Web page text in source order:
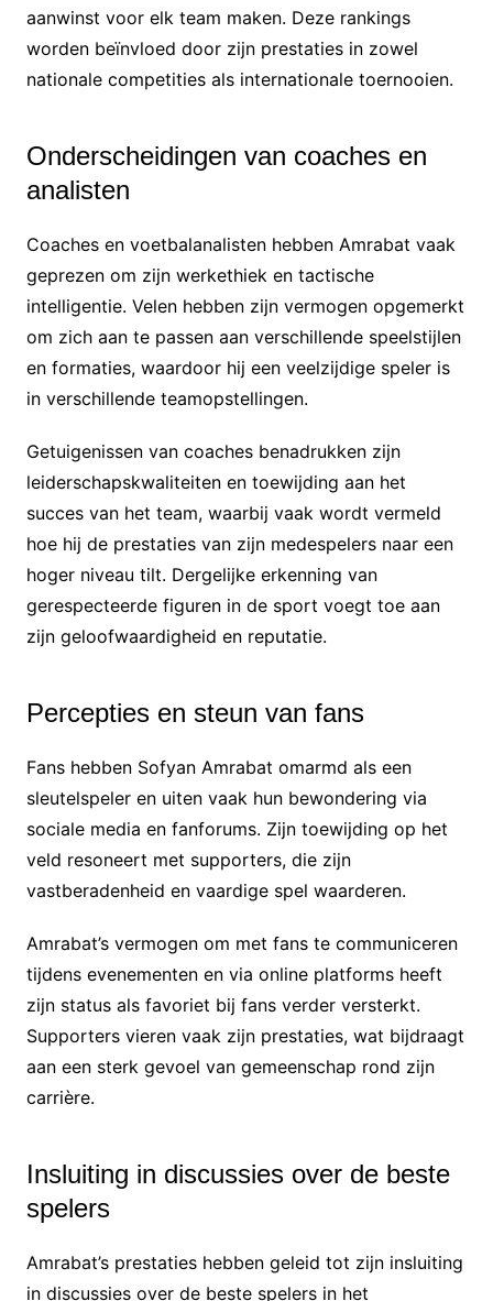
aanwinst voor elk team maken. Deze rankings
worden beïnvloed door zijn prestaties in zowel
nationale competities als internationale toernooien.
Onderscheidingen van coaches en
analisten
Coaches en voetbalanalisten hebben Amrabat vaak
geprezen om zijn werkethiek en tactische
intelligentie. Velen hebben zijn vermogen opgemerkt
om zich aan te passen aan verschillende speelstijlen
en formaties, waardoor hij een veelzijdige speler is
in verschillende teamopstellingen.
Getuigenissen van coaches benadrukken zijn
leiderschapskwaliteiten en toewijding aan het
succes van het team, waarbij vaak wordt vermeld
hoe hij de prestaties van zijn medespelers naar een
hoger niveau tilt. Dergelijke erkenning van
gerespecteerde figuren in de sport voegt toe aan
zijn geloofwaardigheid en reputatie.
Percepties en steun van fans
Fans hebben Sofyan Amrabat omarmd als een
sleutelspeler en uiten vaak hun bewondering via
sociale media en fanforums. Zijn toewijding op het
veld resoneert met supporters, die zijn
vastberadenheid en vaardige spel waarderen.
Amrabat’s vermogen om met fans te communiceren
tijdens evenementen en via online platforms heeft
zijn status als favoriet bij fans verder versterkt.
Supporters vieren vaak zijn prestaties, wat bijdraagt
aan een sterk gevoel van gemeenschap rond zijn
carrière.
Insluiting in discussies over de beste
spelers
Amrabat’s prestaties hebben geleid tot zijn insluiting
in discussies over de beste spelers in het